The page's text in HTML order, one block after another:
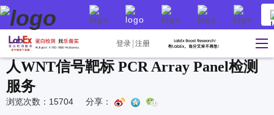
登录 注册
人WNT信号靶标 PCR Array Panel检测
服务
浏览次数：15704 分享：